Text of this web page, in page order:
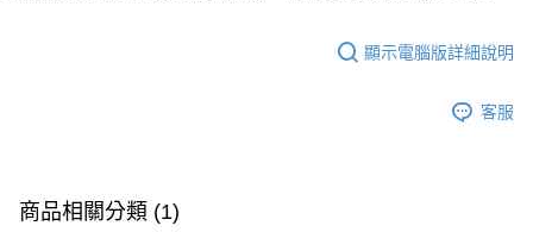
顯示電腦版詳細說明
客服
商品相關分類 (1)